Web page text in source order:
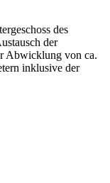
des
der
Abwicklung von ca.
inklusive der